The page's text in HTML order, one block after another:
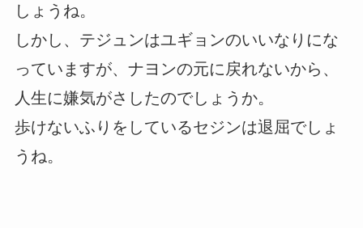
しょうね。
しかし、テジュンはユギョンのいいなりにな
っていますが、ナヨンの元に戻れないから、
人生に嫌気がさしたのでしょうか。
歩けないふりをしているセジンは退屈でしょ
うね。